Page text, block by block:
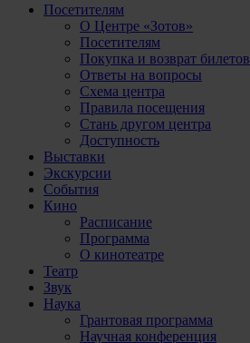
Посетителям
О Центре «Зотов»
Посетителям
Покупка и возврат билетов
Ответы на вопросы
Схема центра
Правила посещения
Стань другом центра
Доступность
Выставки
Экскурсии
События
Кино
Расписание
Программа
О кинотеатре
Театр
Звук
Наука
Грантовая программа
Научная конференция